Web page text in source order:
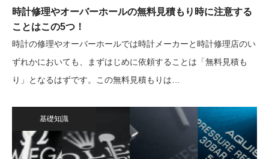
時計修理やオーバーホールの無料見積もり時に注意する
ことはこの5つ！
時計の修理やオーバーホールでは時計メーカーと時計修理店のい
ずれかにおいても、まずはじめに依頼することは「無料見積も
り」となるはずです。この無料見積もりは…
基礎知識